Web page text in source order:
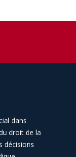
dans
droit de la
décisions